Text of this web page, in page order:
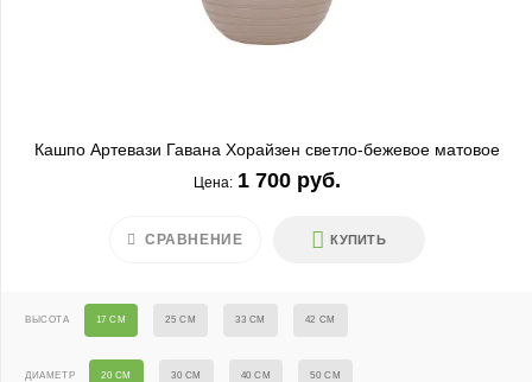
Кашпо Артевази Гавана Хорайзен светло-бежевое матовое
Цена: 1 700 руб.
КУПИТЬ
СРАВНЕНИЕ
ВЫСОТА 17 СМ 25 СМ 33 СМ 42 СМ
ДИАМЕТР 20 СМ 30 СМ 40 СМ 50 СМ